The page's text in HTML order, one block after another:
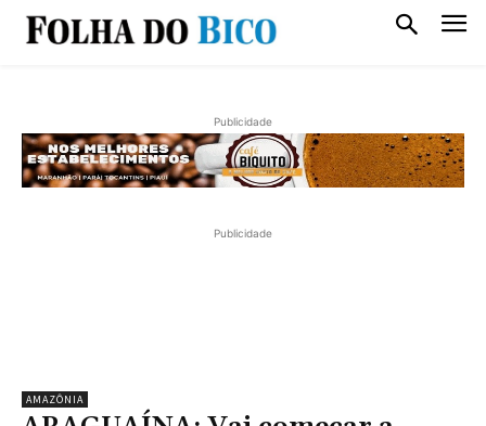
Publicidade
Publicidade
AMAZÔNIA